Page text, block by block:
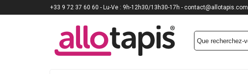
+33 9 72 37 60 60 - Lu-Ve : 9h-12h30/13h30-17h - contact@allotapis.com